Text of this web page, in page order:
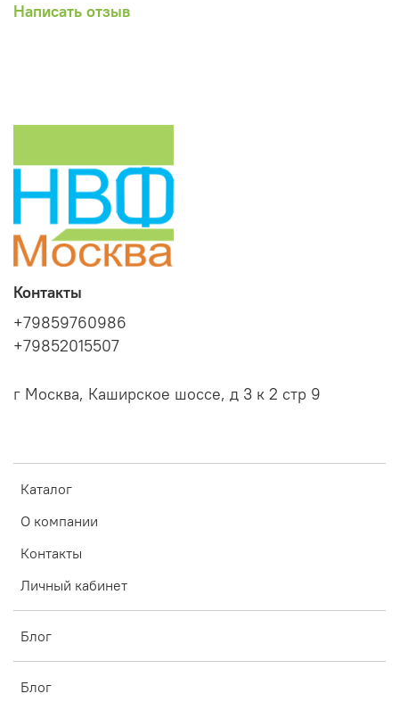
Написать отзыв
Каталог
О компании
Контакты
Личный кабинет
Блог
Блог
Контакты
+79859760986
+79852015507
г Москва, Каширское шоссе, д 3 к 2 стр 9